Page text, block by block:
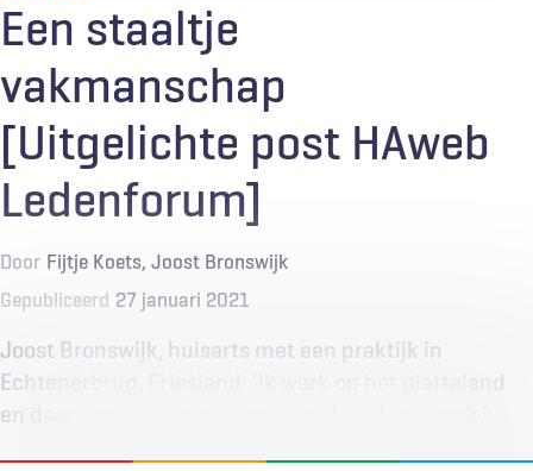
Een staaltje
vakmanschap
[Uitgelichte post HAweb
Ledenforum]
Door Fijtje Koets Joost Bronswijk
Gepubliceerd 27 januari 2021
Joost Bronswijk, huisarts met een praktijk in
Echtenerbrug, Friesland: ‘Ik werk op het platteland
en daardoor krijg je nog wel eens leuk handwerk.’